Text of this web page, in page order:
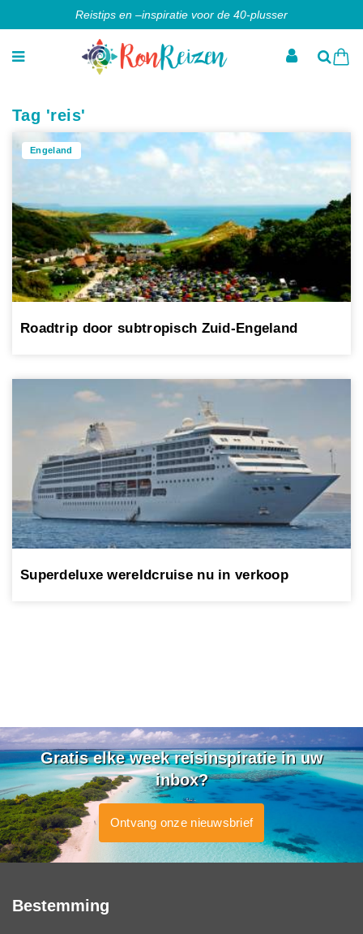
Reistips en –inspiratie voor de 40-plusser
Tag 'reis'
Engeland
Roadtrip door subtropisch Zuid-Engeland
Superdeluxe wereldcruise nu in verkoop
Gratis elke week reisinspiratie in uw
inbox?
Ontvang onze nieuwsbrief
Bestemming